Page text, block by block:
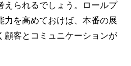
えられるでしょう。ロールプ
力を高めておけば、本番の展
顧客とコミュニケーションが